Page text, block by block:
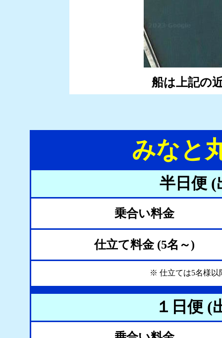
船は上記の
みなと
半日便 (
乗合い料金
仕立て料金 (5名～)
※ 仕立ては5名様
１日便 (